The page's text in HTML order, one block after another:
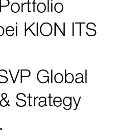
KION ITS
Global
Strategy